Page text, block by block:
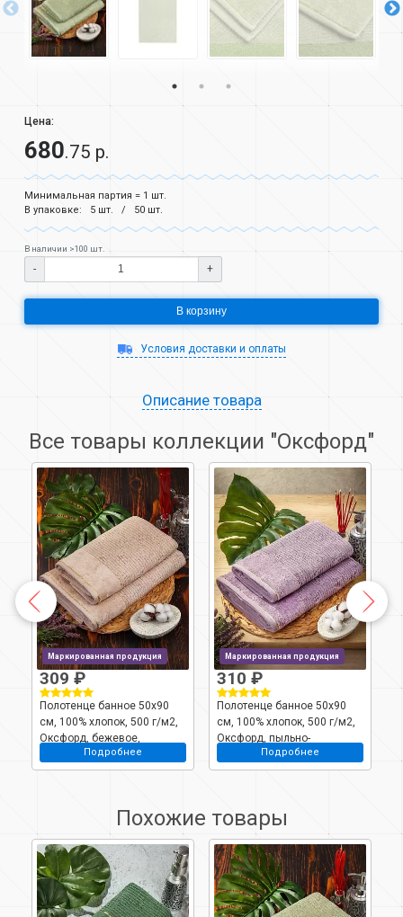
Цена:
680.75 р.
Минимальная партия = 1 шт.
В упаковке:
5 шт. 50 шт.
В наличии >100 шт.
- +
В корзину
Условия доставки и оплаты
Описание товара
Все товары коллекции "Оксфорд"
Маркированная продукция
309 ₽
Полотенце банное 50х90
см, 100% хлопок, 500 г/м2,
Оксфорд, бежевое,
Узбекистан, 530195090
Подробнее
Маркированная продукция
310 ₽
Полотенце банное 50х90
см, 100% хлопок, 500 г/м2,
Оксфорд, пыльно-
сиреневое, Узбекистан,
531155090
Подробнее
Похожие товары